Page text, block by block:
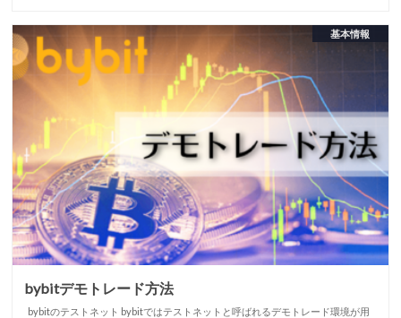
基本情報
bybitデモトレード方法
bybitのテストネット bybitではテストネットと呼ばれるデモトレード環境が用